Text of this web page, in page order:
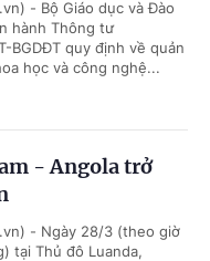
- Bộ Giáo dục và Đào
hành Thông tư
BGDĐT quy định về quản
học và công nghệ...
- Angola trở
- Ngày 28/3 (theo giờ
tại Thủ đô Luanda,